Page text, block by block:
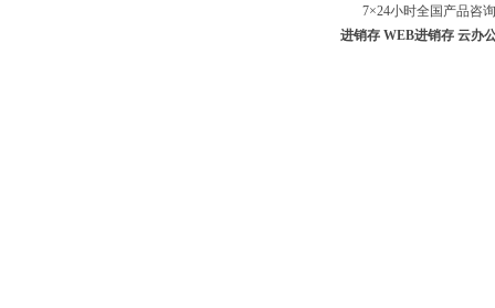
7×24小时全国产品咨
进销存 WEB进销存 云办